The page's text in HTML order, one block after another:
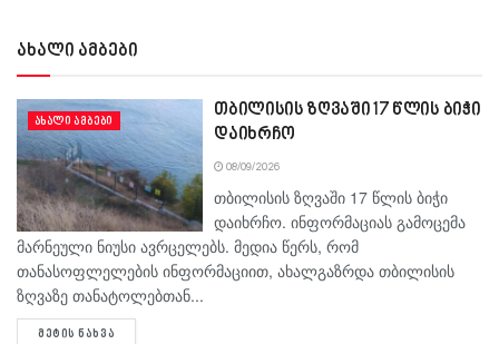
ახალი ამბები
ᲐᲮᲐᲚᲘ ᲐᲛᲑᲔᲑᲘ
თბილისის ზღვაში 17 წლის ბიჭი
დაიხრჩო
08/09/2026
თბილისის ზღვაში 17 წლის ბიჭი
დაიხრჩო. ინფორმაციას გამოცემა
მარნეული ნიუსი ავრცელებს. მედია წერს, რომ
თანასოფლელების ინფორმაციით, ახალგაზრდა თბილისის
ზღვაზე თანატოლებთან...
ᲛᲔᲢᲘᲡ ᲜᲐᲮᲕᲐ